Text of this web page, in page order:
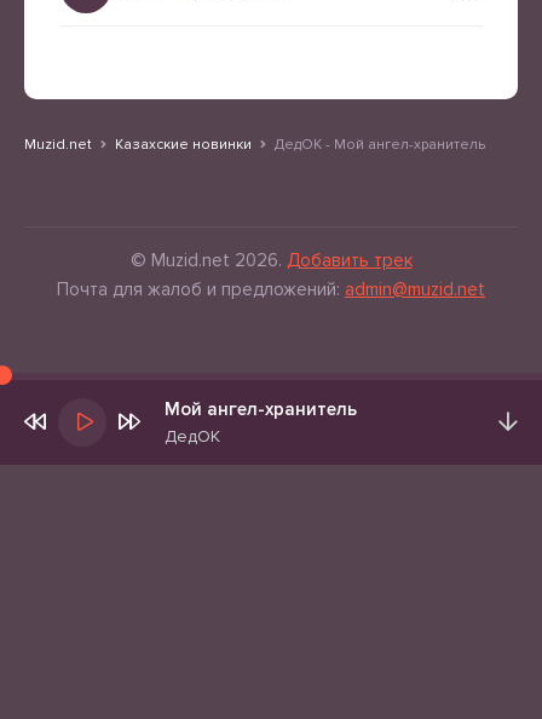
Muzid.net Казахские новинки ДедОК - Мой ангел-хранитель
© Muzid.net 2026. Добавить трек
Почта для жалоб и предложений: admin@muzid.net
Мой ангел-хранитель
ДедОК